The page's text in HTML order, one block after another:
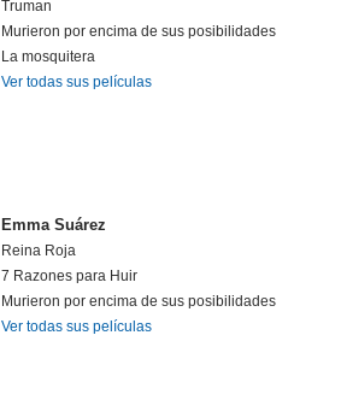
Truman
Murieron por encima de sus posibilidades
La mosquitera
Ver todas sus películas
Emma Suárez
Reina Roja
7 Razones para Huir
Murieron por encima de sus posibilidades
Ver todas sus películas